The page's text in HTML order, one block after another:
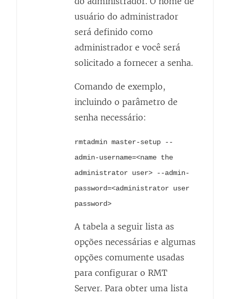
usuário do administrador
será definido como
administrador e você será
solicitado a fornecer a senha.
Comando de exemplo,
incluindo o parâmetro de
senha necessário:
rmtadmin master-setup --
admin-username=<name the
administrator user> --admin-
password=<administrator user
password>
A tabela a seguir lista as
opções necessárias e algumas
opções comumente usadas
para configurar o RMT
Server. Para obter uma lista